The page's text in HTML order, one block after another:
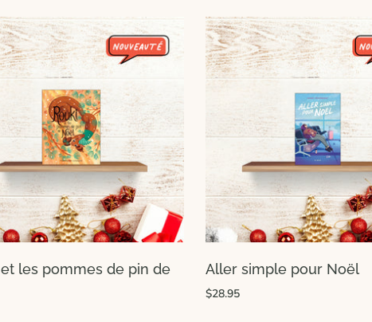
les pommes de pin de
Aller simple pour Noël
$28.95